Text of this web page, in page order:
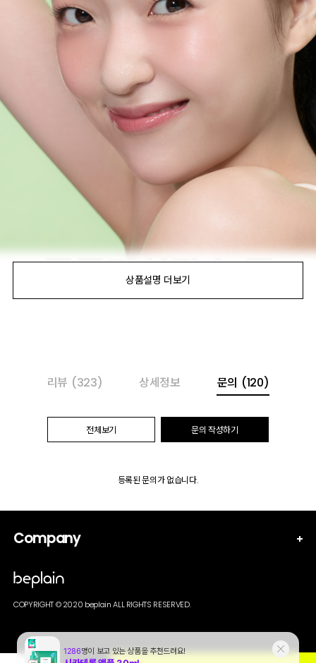
리뷰 (323) 상세정보 문의 (120)
전체보기 문의 작성하기
등록된 문의가 없습니다.
Company
COPYRIGHT © 2020 beplain ALL RIGHTS RESERVED.